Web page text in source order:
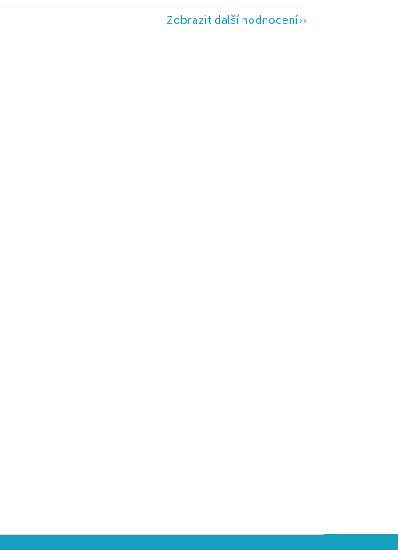
Zobrazit další hodnocení